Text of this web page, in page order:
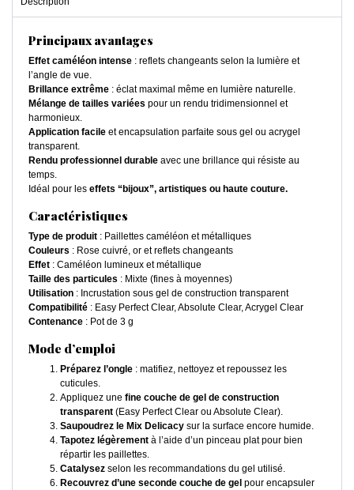
Principaux avantages
Effet caméléon intense : reflets changeants selon la lumière et
l’angle de vue.
Brillance extrême : éclat maximal même en lumière naturelle.
Mélange de tailles variées pour un rendu tridimensionnel et
harmonieux.
Application facile et encapsulation parfaite sous gel ou acrygel
transparent.
Rendu professionnel durable avec une brillance qui résiste au
temps.
Idéal pour les effets “bijoux”, artistiques ou haute couture.
Caractéristiques
Type de produit : Paillettes caméléon et métalliques
Couleurs : Rose cuivré, or et reflets changeants
Effet : Caméléon lumineux et métallique
Taille des particules : Mixte (fines à moyennes)
Utilisation : Incrustation sous gel de construction transparent
Compatibilité : Easy Perfect Clear, Absolute Clear, Acrygel Clear
Contenance : Pot de 3 g
Mode d’emploi
Préparez l’ongle : matifiez, nettoyez et repoussez les
cuticules.
Appliquez une fine couche de gel de construction
transparent (Easy Perfect Clear ou Absolute Clear).
Saupoudrez le Mix Delicacy sur la surface encore humide.
Tapotez légèrement à l’aide d’un pinceau plat pour bien
répartir les paillettes.
Catalysez selon les recommandations du gel utilisé.
Recouvrez d’une seconde couche de gel pour encapsuler